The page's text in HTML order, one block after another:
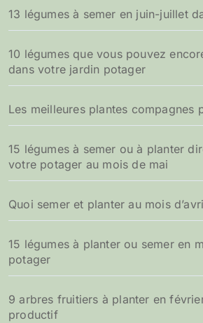
13 légumes à semer en juin-juillet
10 légumes que vous pouvez
dans votre jardin potager
Les meilleures plantes compagnes
15 légumes à semer ou à planter
votre potager au mois de mai
Quoi semer et planter au mois
15 légumes à planter ou semer en
potager
9 arbres fruitiers à planter en
productif